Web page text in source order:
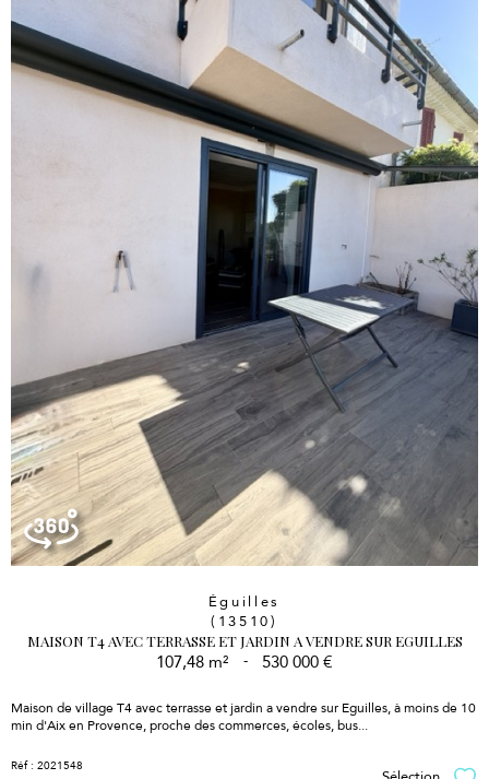
Éguilles
(13510)
MAISON T4 AVEC TERRASSE ET JARDIN A VENDRE SUR EGUILLES
107,48 m² - 530 000 €
Maison de village T4 avec terrasse et jardin a vendre sur Eguilles, à moins de 10
min d'Aix en Provence, proche des commerces, écoles, bus...
Réf : 2021548